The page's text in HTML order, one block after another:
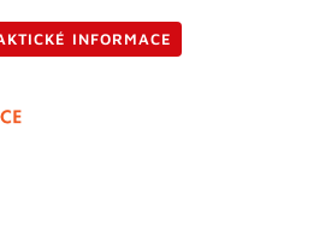
elektrické
INFORMACE